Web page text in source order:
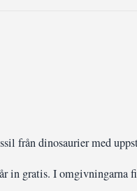
från dinosaurier med
in gratis. I